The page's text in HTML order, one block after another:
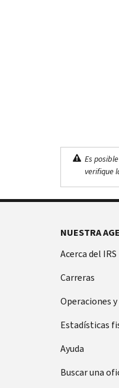
Es
verifique
NUESTRA
Acerca del IRS
Carreras
Operaciones
Estadísticas
Ayuda
Buscar una